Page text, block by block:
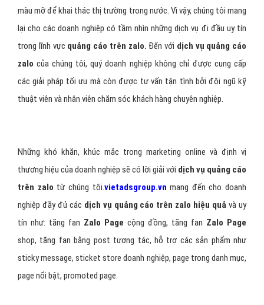
màu mỡ để khai thác thị trường trong nước. Vì vậy, chúng tôi mang
lại cho các doanh nghiệp có tầm nhìn những dịch vụ đi đầu uy tín
trong lĩnh vực quảng cáo trên zalo. Đến với dịch vụ quảng cáo
zalocủa chúng tôi, quý doanh nghiệp không chỉ được cung cấp
các giải pháp tối ưu mà còn được tư vấn tận tình bởi đội ngũ kỹ
thuật viên và nhân viên chăm sóc khách hàng chuyên nghiệp.
Những khó khăn, khúc mắc trong marketing online và định vị
thương hiệu của doanh nghiệp sẽ có lời giải với dịch vụ quảng cáo
trên zalo từ chúng tôi.vietadsgroup.vnmang đến cho doanh
nghiệp đầy đủ các dịch vụ quảng cáo trên zalo hiệu quảvà uy
tín như: tăng fan Zalo Page cộng đồng, tăng fan Zalo Page
shop, tăng fan bằng post tương tác, hỗ trợ các sản phẩm như
sticky message, sticket store doanh nghiệp, page trong danh mục,
page nổi bật, promoted page.